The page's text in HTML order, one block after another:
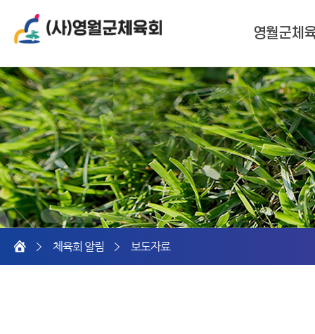
영월군체
홈 체육회 알림 보도자료